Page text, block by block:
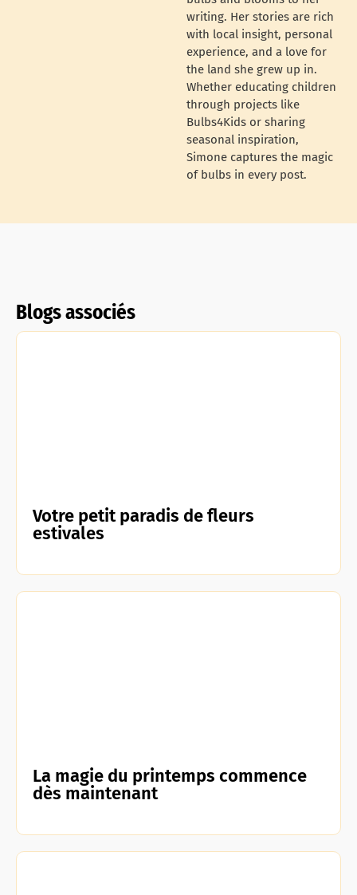
writing. Her stories are rich
with local insight, personal
experience, and a love for
the land she grew up in.
Whether educating children
through projects like
Bulbs4Kids or sharing
seasonal inspiration,
Simone captures the magic
of bulbs in every post.
Blogs associés
Votre petit paradis de fleurs
estivales
La magie du printemps commence
dès maintenant